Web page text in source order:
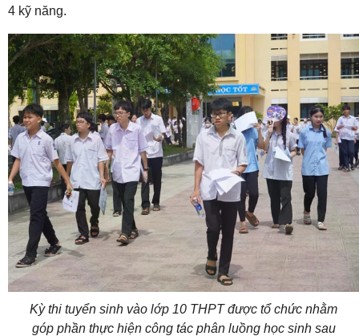
4 kỹ năng.
Kỳ thi tuyển sinh vào lớp 10 THPT được tổ chức nhằm
góp phần thực hiện công tác phân luồng học sinh sau